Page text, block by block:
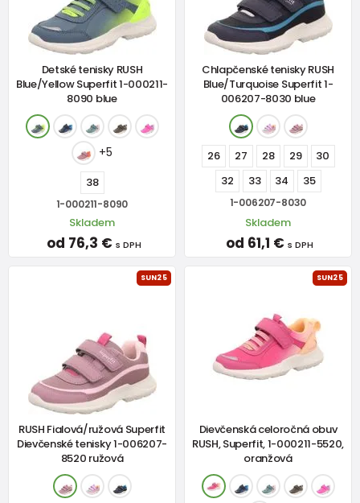
Detské tenisky RUSH
Blue/Yellow Superfit 1-000211-
8090 blue
+5
38
1-000211-8090
Skladem
od 76,3 € s DPH
Chlapčenské tenisky RUSH
Blue/Turquoise Superfit 1-
006207-8030 blue
26 27 28 29
30
32
33 34 35
1-006207-8030
Skladem
od 61,1 € s DPH
SUN25
RUSH Fialová/ružová Superfit
Dievčenské tenisky 1-006207-
8520 ružová
SUN25
Dievčenská celoročná obuv
RUSH, Superfit, 1-000211-5520,
oranžová